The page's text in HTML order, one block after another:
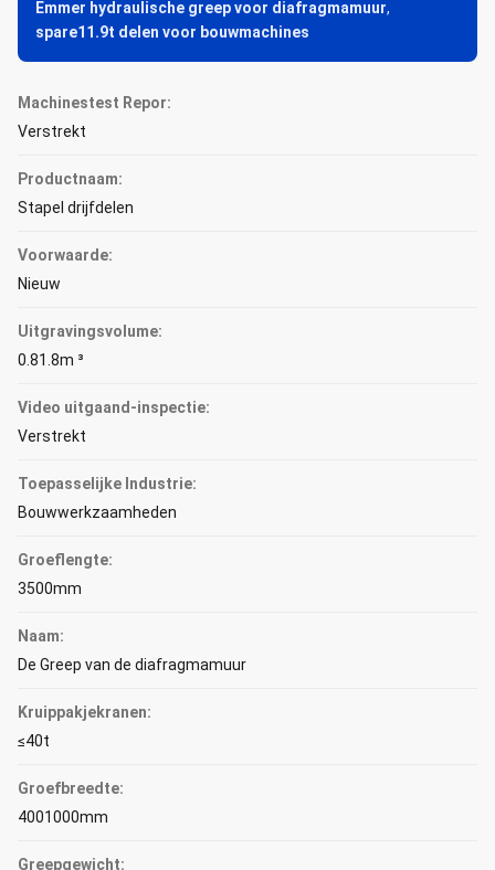
Emmer hydraulische greep voor diafragmamuur,
spare11.9t delen voor bouwmachines
Machinestest Repor:
Verstrekt
Productnaam:
Stapel drijfdelen
Voorwaarde:
Nieuw
Uitgravingsvolume:
0.81.8m ³
Video uitgaand-inspectie:
Verstrekt
Toepasselijke Industrie:
Bouwwerkzaamheden
Groeflengte:
3500mm
Naam:
De Greep van de diafragmamuur
Kruippakjekranen:
≤40t
Groefbreedte:
4001000mm
Greepgewicht: